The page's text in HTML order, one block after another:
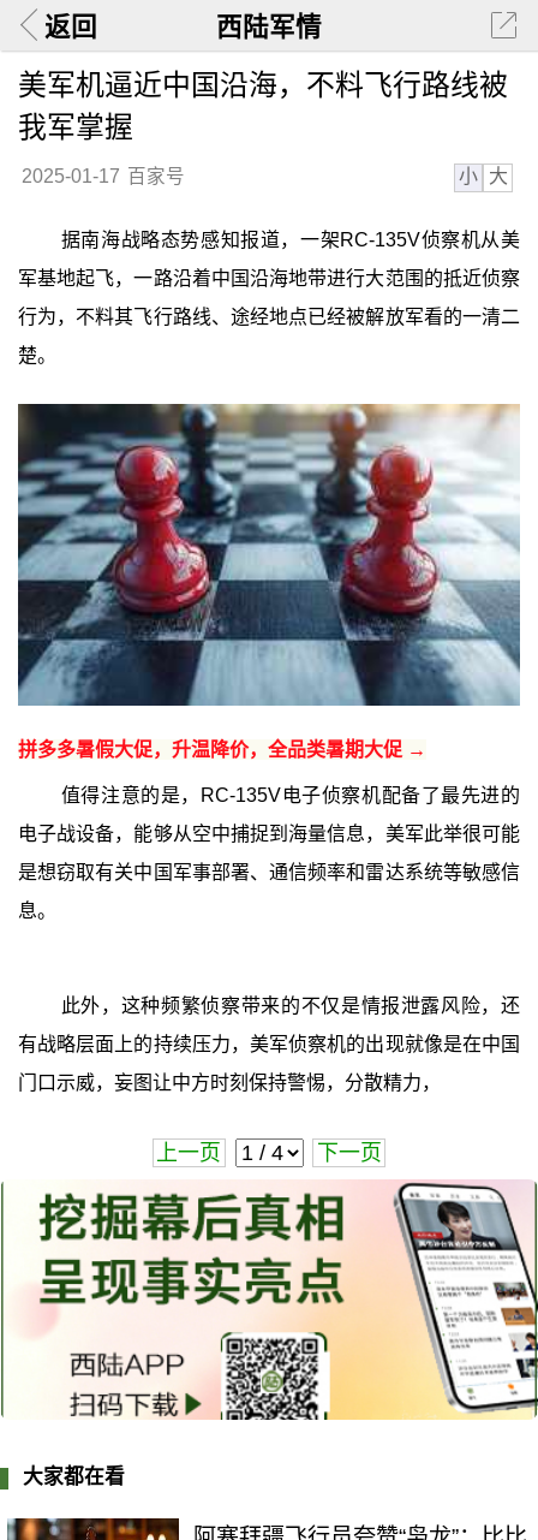
返回 西陆军情
美军机逼近中国沿海，不料飞行路线被
我军掌握
2025-01-17 百家号 小 大
据南海战略态势感知报道，一架RC-135V侦察机从美
军基地起飞，一路沿着中国沿海地带进行大范围的抵近侦察
行为，不料其飞行路线、途经地点已经被解放军看的一清二
楚。
拼多多暑假大促，升温降价，全品类暑期大促 →
值得注意的是，RC-135V电子侦察机配备了最先进的
电子战设备，能够从空中捕捉到海量信息，美军此举很可能
是想窃取有关中国军事部署、通信频率和雷达系统等敏感信
息。
此外，这种频繁侦察带来的不仅是情报泄露风险，还
有战略层面上的持续压力，美军侦察机的出现就像是在中国
门口示威，妄图让中方时刻保持警惕，分散精力，
上一页 下一页
大家都在看